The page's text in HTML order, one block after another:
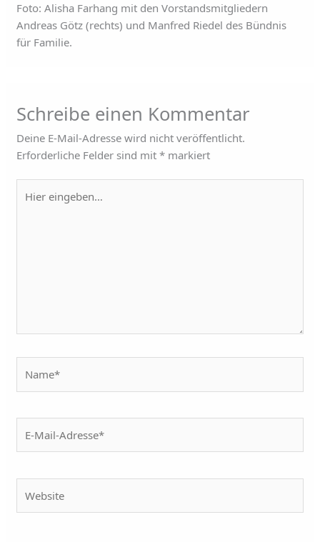
Foto: Alisha Farhang mit den Vorstandsmitgliedern
Andreas Götz (rechts) und Manfred Riedel des Bündnis
für Familie.
Schreibe einen Kommentar
Deine E-Mail-Adresse wird nicht veröffentlicht.
Erforderliche Felder sind mit* markiert
eingeben…
Mail-